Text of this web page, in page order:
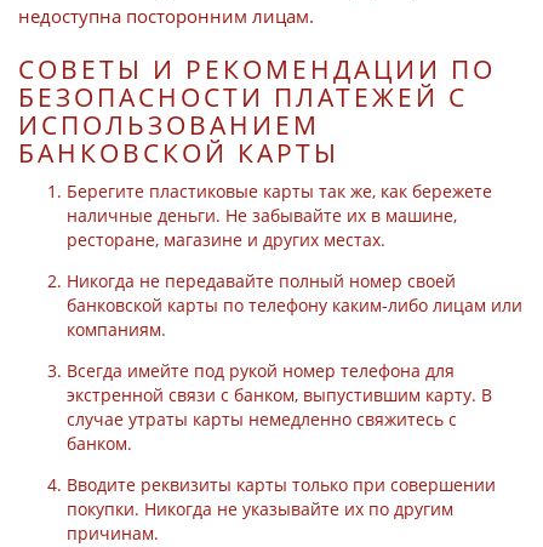
недоступна посторонним лицам.
СОВЕТЫ И РЕКОМЕНДАЦИИ ПО
БЕЗОПАСНОСТИ ПЛАТЕЖЕЙ С
ИСПОЛЬЗОВАНИЕМ
БАНКОВСКОЙ КАРТЫ
Берегите пластиковые карты так же, как бережете
наличные деньги. Не забывайте их в машине,
ресторане, магазине и других местах.
Никогда не передавайте полный номер своей
банковской карты по телефону каким-либо лицам или
компаниям.
Всегда имейте под рукой номер телефона для
экстренной связи с банком, выпустившим карту. В
случае утраты карты немедленно свяжитесь с
банком.
Вводите реквизиты карты только при совершении
покупки. Никогда не указывайте их по другим
причинам.